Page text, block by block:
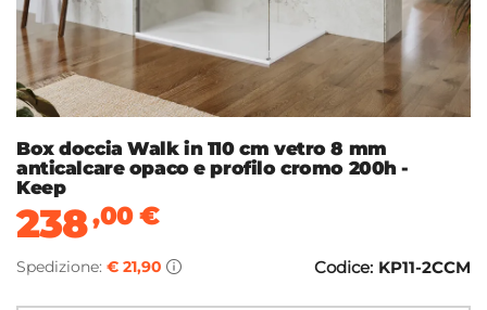
Box doccia Walk in 110 cm vetro 8 mm
anticalcare opaco e profilo cromo 200h -
Keep
238,00€
Spedizione: € 21,90 Codice: KP11-2CCM